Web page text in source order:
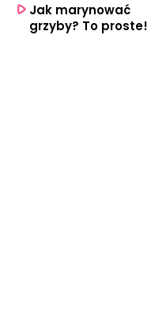
Jak marynować
grzyby? To proste!